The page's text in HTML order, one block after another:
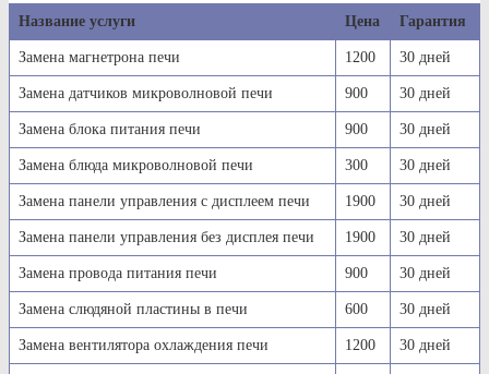
Название услуги Цена Гарантия
Замена магнетрона печи 1200 30 дней
Замена датчиков микроволновой печи 900 30 дней
Замена блока питания печи 900 30 дней
Замена блюда микроволновой печи 300 30 дней
Замена панели управления с дисплеем печи 1900 30 дней
Замена панели управления без дисплея печи 1900 30 дней
Замена провода питания печи 900 30 дней
Замена слюдяной пластины в печи 600 30 дней
Замена вентилятора охлаждения печи 1200 30 дней